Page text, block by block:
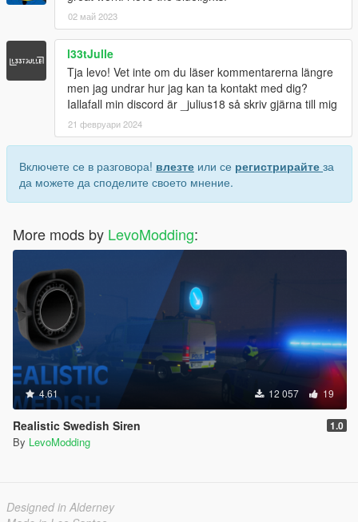
02 май 2023
l33tJulle
Tja levo! Vet inte om du läser kommentarerna längre
men jag undrar hur jag kan ta kontakt med dig?
Iallafall min discord är _julius18 så skriv gjärna till mig
21 февруари 2024
Включете се в разговора! влезте или се регистрирайте за
да можете да споделите своето мнение.
More mods by LevoModding:
4.61 12 057 19
Realistic Swedish Siren 1.0
By LevoModding
Designed in Alderney